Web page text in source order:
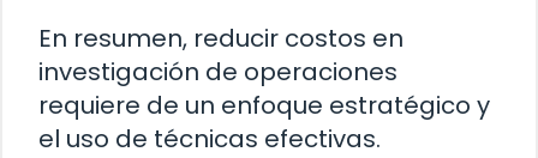
En resumen, reducir costos en
investigación de operaciones
requiere de un enfoque estratégico y
el uso de técnicas efectivas.